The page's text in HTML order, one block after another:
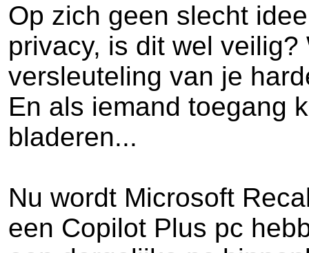
Op zich geen slecht
privacy, is dit wel
versleuteling van je
En als iemand toegang
bladeren...
Nu wordt Microsoft
een Copilot Plus pc